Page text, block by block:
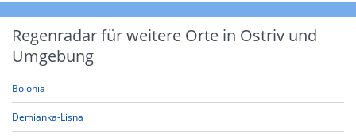
Regenradar für weitere Orte in Ostriv und
Umgebung
Bolonia
Demianka-Lisna